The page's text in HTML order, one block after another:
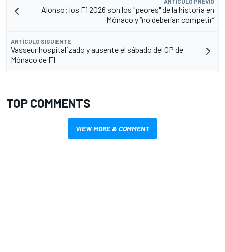
Alonso: los F1 2026 son los "peores" de la historia en
Mónaco y “no deberían competir”
ARTÍCULO SIGUIENTE
Vasseur hospitalizado y ausente el sábado del GP de
Mónaco de F1
TOP COMMENTS
VIEW MORE & COMMENT